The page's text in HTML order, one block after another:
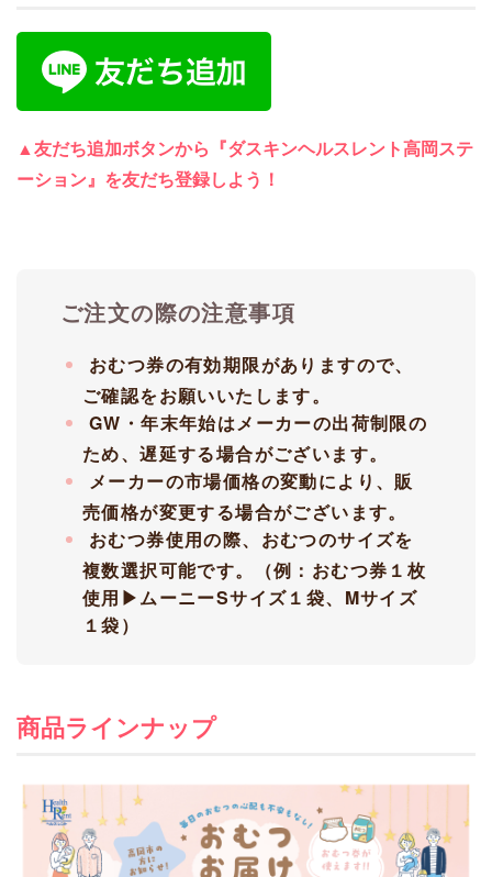
▲友だち追加ボタンから『ダスキンヘルスレント高岡ステ
ーション』を友だち登録しよう！
ご注文の際の注意事項
おむつ券の有効期限がありますので、
ご確認をお願いいたします。
GW・年末年始はメーカーの出荷制限の
ため、遅延する場合がございます。
メーカーの市場価格の変動により、販
売価格が変更する場合がございます。
おむつ券使用の際、おむつのサイズを
複数選択可能です。（例：おむつ券１枚
使用▶ムーニーSサイズ１袋、Mサイズ
１袋）
商品ラインナップ